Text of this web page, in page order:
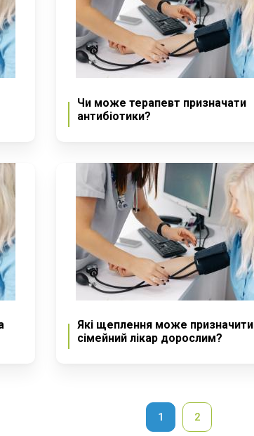
Чи може терапевт призначати
антибіотики?
Які щеплення може призначити
сімейний лікар дорослим?
1 2